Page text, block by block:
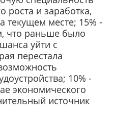
роста и заработка,
месте; 15% -
что раньше было
уйти с
перестала
10% -
экономического
источник